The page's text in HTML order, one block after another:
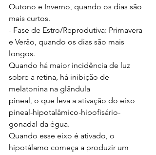
Outono e Inverno, quando os dias são
mais curtos.
- Fase de Estro/Reprodutiva: Primavera
e Verão, quando os dias são mais
longos.
Quando há maior incidência de luz
sobre a retina, há inibição de
melatonina na glândula
pineal, o que leva a ativação do eixo
pineal-hipotalâmico-hipofisário-
gonadal da égua.
Quando esse eixo é ativado, o
hipotálamo começa a produzir um